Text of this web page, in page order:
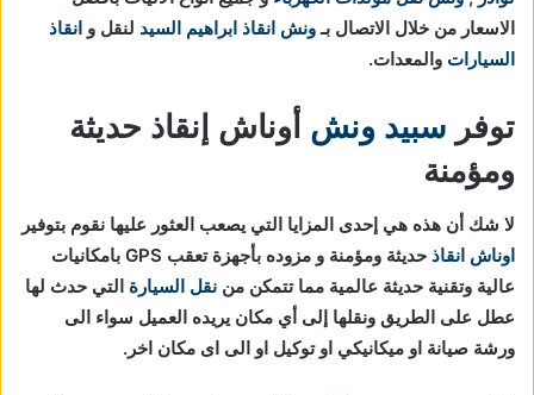
الاسعار من خلال الاتصال بـونش انقاذ ابراهيم السيد لنقل و انقاذ
السيارات والمعدات.
توفر سبيد ونش أوناش إنقاذ حديثة
ومؤمنة
لا شك أن هذه هي إحدى المزايا التي يصعب العثور عليها نقوم بتوفير
اوناش انقاذ
حديثة ومؤمنة و مزوده بأجهزة تعقب GPS بامكانيات
عالية وتقنية حديثة عالمية مما تتمكن من نقل السيارة التي حدث لها
عطل على الطريق ونقلها إلى أي مكان يريده العميل سواء الى
ورشة صيانة او ميكانيكي او توكيل او الى اى مكان اخر.